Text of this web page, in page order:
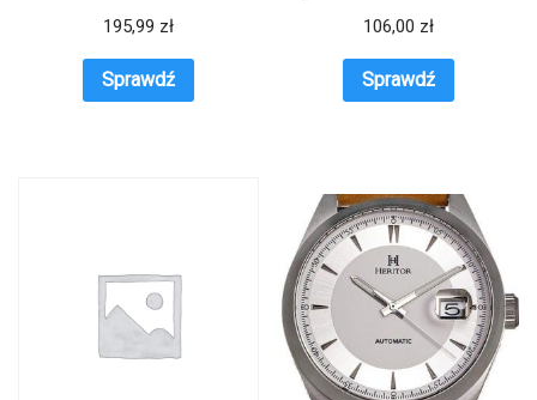
195,99 zł
Sprawdź
106,00 zł
Sprawdź